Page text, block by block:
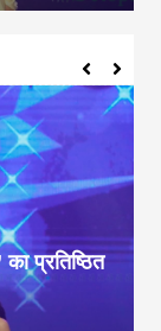
प्रतिष्ठित